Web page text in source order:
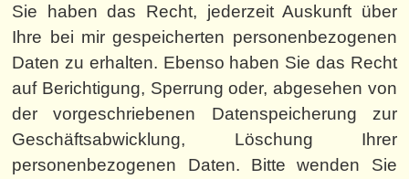
Sie haben das Recht, jederzeit Auskunft über
Ihre bei mir gespeicherten personenbezogenen
Daten zu erhalten. Ebenso haben Sie das Recht
auf Berichtigung, Sperrung oder, abgesehen von
der vorgeschriebenen Datenspeicherung zur
Geschäftsabwicklung, Löschung Ihrer
personenbezogenen Daten. Bitte wenden Sie